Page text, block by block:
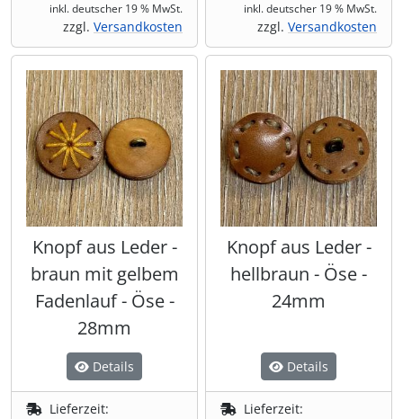
inkl. deutscher 19 % MwSt.
zzgl. Versandkosten
inkl. deutscher 19 % MwSt.
zzgl. Versandkosten
Knopf aus Leder -
braun mit gelbem
Fadenlauf - Öse -
28mm
Details
Lieferzeit:
Knopf aus Leder -
hellbraun - Öse -
24mm
Details
Lieferzeit: